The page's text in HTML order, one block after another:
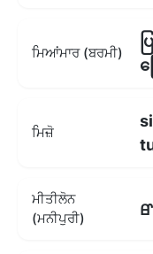
ਮਿਆਂਮਾਰ (ਬਰਮੀ)
ပ
ਮਿਜ਼ੋ
ਮੀਤੀਲੋਨ
(ਮਨੀਪੁਰੀ)